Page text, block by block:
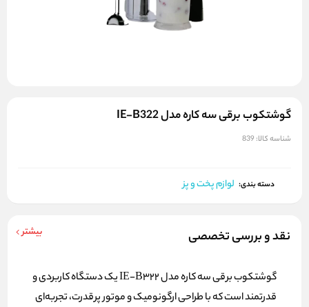
گوشتکوب برقی سه کاره مدل IE-B322
شناسه کالا: 839
دسته بندی: لوازم پخت و پز
نقد و بررسی تخصصی بیشتر
گوشتکوب برقی سه کاره مدل IE-B322 یک دستگاه کاربردی و
قدرتمند است که با طراحی ارگونومیک و موتور پرقدرت، تجربه‌ای